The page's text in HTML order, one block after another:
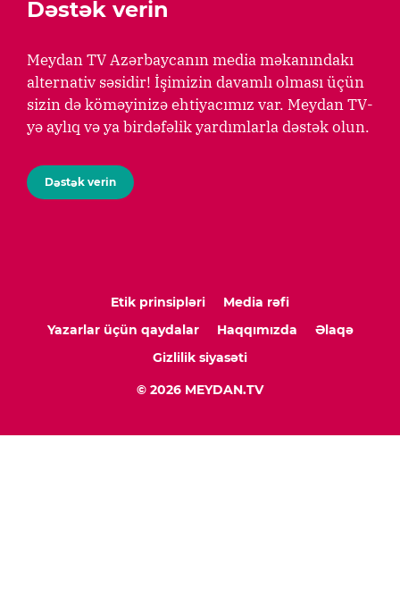
Dəstək verin
Meydan TV Azərbaycanın media məkanındakı
alternativ səsidir! İşimizin davamlı olması üçün
sizin də köməyinizə ehtiyacımız var. Meydan TV-
yə aylıq və ya birdəfəlik yardımlarla dəstək olun.
Dəstək verin
Etik prinsipləri
Media rəfi
Yazarlar üçün qaydalar
Haqqımızda
Əlaqə
Gizlilik siyasəti
© 2026 MEYDAN.TV